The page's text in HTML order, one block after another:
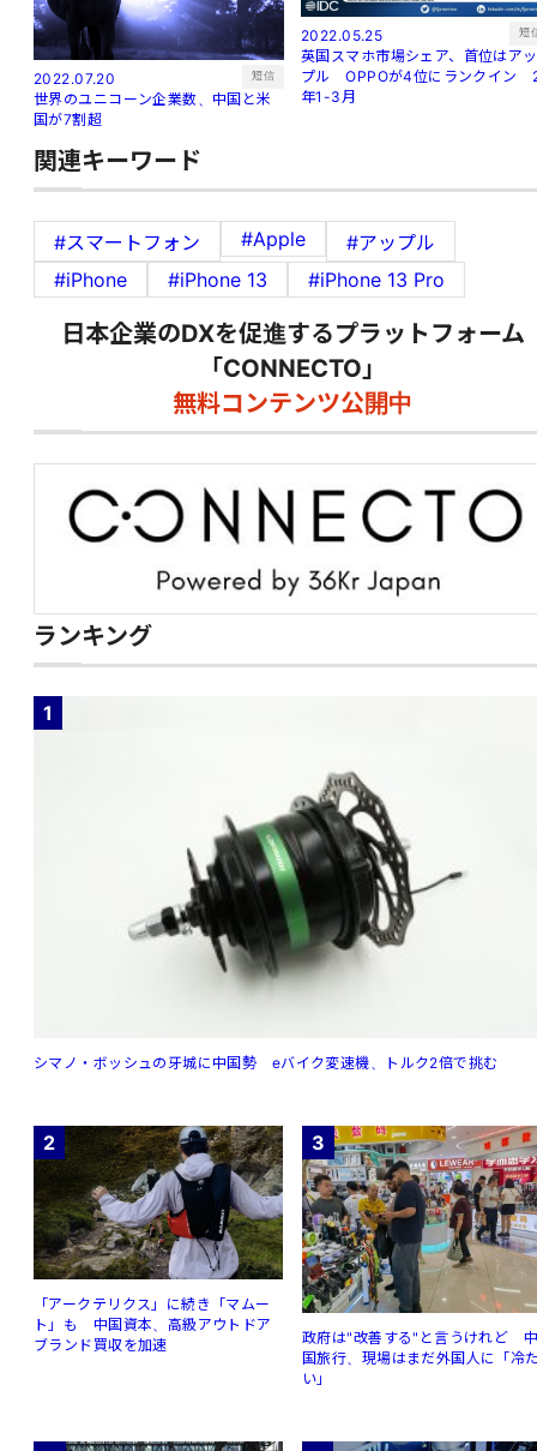
2022.07.20 短信
世界のユニコーン企業数、中国と米
国が7割超
2022.05.25 短
英国スマホ市場シェア、首位はアッ
プル OPPOが4位にランクイン
年1-3月
関連キーワード
#スマートフォン #Apple
#アップル
#iPhone
#iPhone 13 #iPhone 13 Pro
日本企業のDXを促進するプラットフォーム
「CONNECTO」
無料コンテンツ公開中
ランキング
1
シマノ・ボッシュの牙城に中国勢 eバイク変速機、トルク2倍で挑む
2
「アークテリクス」に続き「マムー
ト」も 中国資本、高級アウトドア
ブランド買収を加速
3
政府は"改善する"と言うけれど
国旅行、現場はまだ外国人に「冷
い」